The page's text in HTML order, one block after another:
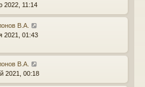
2022, 11:14
В.А.
2021, 01:43
В.А.
2021, 00:18